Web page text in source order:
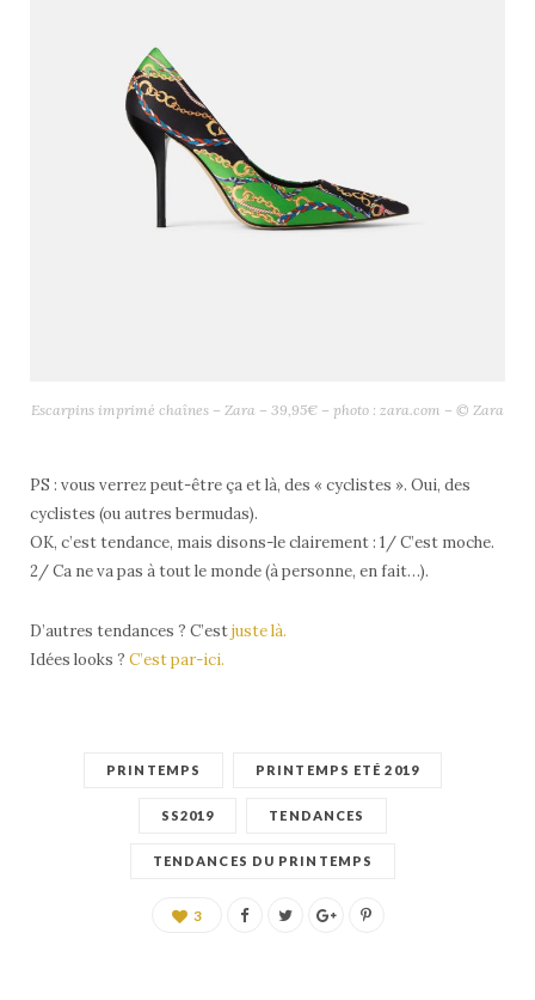
Escarpins imprimé chaînes – Zara – 39,95€ – photo : zara.com – © Zara
PS : vous verrez peut-être ça et là, des « cyclistes ». Oui, des
cyclistes (ou autres bermudas).
OK, c’est tendance, mais disons-le clairement : 1/ C’est moche.
2/ Ca ne va pas à tout le monde (à personne, en fait…).
D’autres tendances ? C’estjuste là.
Idées looks ? C’est par-ici.
PRINTEMPS PRINTEMPS ETÉ 2019
SS2019 TENDANCES
TENDANCES DU PRINTEMPS
3